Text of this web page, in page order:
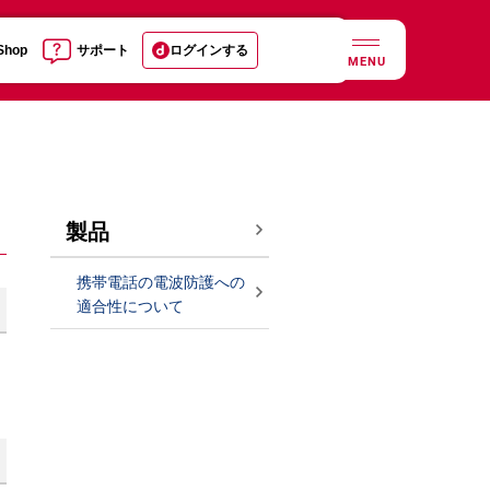
サポート ログインする
MENU
製品
携帯電話の電波防護への
適合性について